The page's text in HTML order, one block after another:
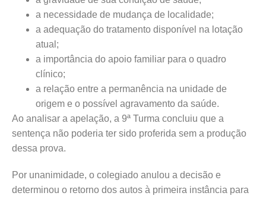
a necessidade de mudança de localidade;
a adequação do tratamento disponível na lotação
atual;
a importância do apoio familiar para o quadro
clínico;
a relação entre a permanência na unidade de
origem e o possível agravamento da saúde.
Ao analisar a apelação, a 9ª Turma concluiu que a
sentença não poderia ter sido proferida sem a produção
dessa prova.
Por unanimidade, o colegiado anulou a decisão e
determinou o retorno dos autos à primeira instância para